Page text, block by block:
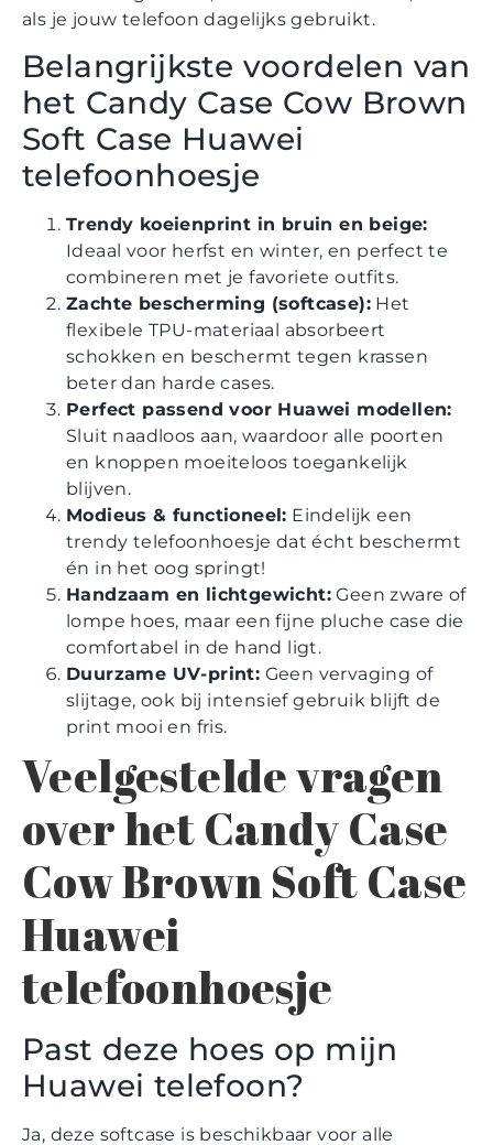
als je jouw telefoon dagelijks gebruikt.
Belangrijkste voordelen van
het Candy Case Cow Brown
Soft Case Huawei
telefoonhoesje
Trendy koeienprint in bruin en beige:
Ideaal voor herfst en winter, en perfect te
combineren met je favoriete outfits.
Zachte bescherming (softcase): Het
flexibele TPU-materiaal absorbeert
schokken en beschermt tegen krassen
beter dan harde cases.
Perfect passend voor Huawei modellen:
Sluit naadloos aan, waardoor alle poorten
en knoppen moeiteloos toegankelijk
blijven.
Modieus & functioneel: Eindelijk een
trendy telefoonhoesje dat écht beschermt
én in het oog springt!
Handzaam en lichtgewicht: Geen zware of
lompe hoes, maar een fijne pluche case die
comfortabel in de hand ligt.
Duurzame UV-print: Geen vervaging of
slijtage, ook bij intensief gebruik blijft de
print mooi en fris.
Veelgestelde vragen
over het Candy Case
Cow Brown Soft Case
Huawei
telefoonhoesje
Past deze hoes op mijn
Huawei telefoon?
Ja, deze softcase is beschikbaar voor alle